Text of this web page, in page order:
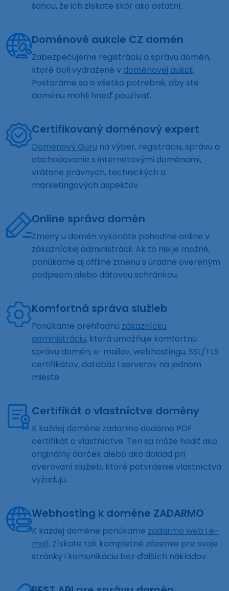
šancu, že ich získate skôr ako ostatní.
Doménové aukcie CZ domén
Zabezpečujeme registráciu a správu domén,
ktoré boli vydražené v doménovej aukcii.
Postaráme sa o všetko potrebné, aby ste
doménu mohli hneď používať.
Certifikovaný doménový expert
Doménový Guru na výber, registráciu, správu a
obchodovanie s internetovými doménami,
vrátane právnych, technických a
marketingových aspektov.
Online správa domén
Zmeny u domén vykonáte pohodlne online v
zákazníckej administrácii. Ak to nie je možné,
ponúkame aj offline zmenu s úradne overeným
podpisom alebo dátovou schránkou.
Komfortná správa služieb
Ponúkame prehľadnú zákaznícku
administráciu, ktorá umožňuje komfortnú
správu domén, e-mailov, webhostingu, SSL/TLS
certifikátov, databáz i serverov na jednom
mieste
Certifikát o vlastníctve domény
K každej doméne zadarmo dodáme PDF
certifikát o vlastníctve. Ten sa môže hodiť ako
originálny darček alebo ako doklad pri
overovaní služieb, ktoré potvrdenie vlastníctva
vyžadujú.
Webhosting k doméne ZADARMO
K každej doméne ponúkame zadarmo web i e-
mail. Získate tak kompletné zázemie pre svoje
stránky i komunikáciu bez ďalších nákladov.